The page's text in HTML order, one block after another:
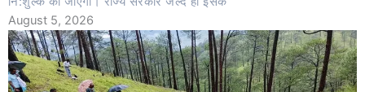
August 5, 2026